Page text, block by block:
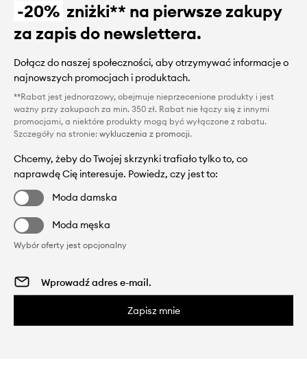
-20% zniżki** na pierwsze zakupy
za zapis do newslettera.
Dołącz do naszej społeczności, aby otrzymywać informacje o
najnowszych promocjach i produktach.
**Rabat jest jednorazowy, obejmuje nieprzecenione produkty i jest
ważny przy zakupach za min. 350 zł. Rabat nie łączy się z innymi
promocjami, a niektóre produkty mogą być wyłączone z rabatu.
Szczegóły na stronie: wykluczenia z promocji.
Chcemy, żeby do Twojej skrzynki trafiało tylko to, co
naprawdę Cię interesuje. Powiedz, czy jest to:
Moda damska
Moda męska
Wybór oferty jest opcjonalny
Zapisz mnie